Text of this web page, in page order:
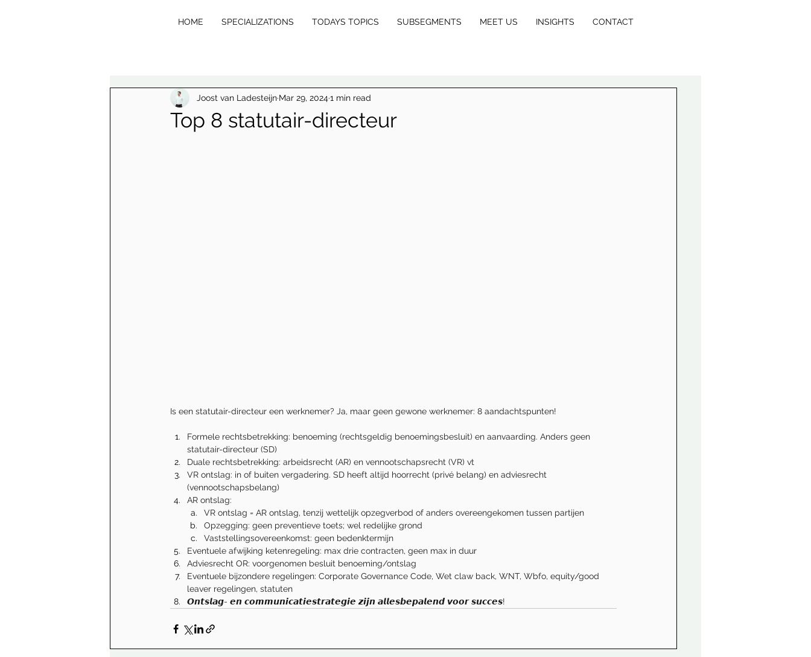
R TE X
HOME SPECIALIZATIONS TODAYS TOPICS SUBSEGMENTS MEET US INSIGHTS CONTACT
Top 8 statutair-directeur
Joost van Ladesteijn Mar 29, 20241 min read
Is een statutair-directeur een werknemer? Ja, maar geen gewone werknemer: 8 aandachtspunten!
Formele rechtsbetrekking: benoeming (rechtsgeldig benoemingsbesluit) en aanvaarding. Anders geen
statutair-directeur (SD)
Duale rechtsbetrekking: arbeidsrecht (AR) en vennootschapsrecht (VR) vt
VR ontslag: in of buiten vergadering. SD heeft altijd hoorrecht (privé belang) en adviesrecht
(vennootschapsbelang)
AR ontslag:
VR ontslag = AR ontslag, tenzij wettelijk opzegverbod of anders overeengekomen tussen partijen
Opzegging: geen preventieve toets; wel redelijke grond
Vaststellingsovereenkomst: geen bedenktermijn
Eventuele afwijking ketenregeling: max drie contracten, geen max in duur
Adviesrecht OR: voorgenomen besluit benoeming/ontslag
Eventuele bijzondere regelingen: Corporate Governance Code, Wet claw back, WNT, Wbfo, equity/good
leaver regelingen, statuten
𝙊𝙣𝙩𝙨𝙡𝙖𝙜- 𝙚𝙣 𝙘𝙤𝙢𝙢𝙪𝙣𝙞𝙘𝙖𝙩𝙞𝙚𝙨𝙩𝙧𝙖𝙩𝙚𝙜𝙞𝙚 𝙯𝙞𝙟𝙣 𝙖𝙡𝙡𝙚𝙨𝙗𝙚𝙥𝙖𝙡𝙚𝙣𝙙 𝙫𝙤𝙤𝙧 𝙨𝙪𝙘𝙘𝙚𝙨!